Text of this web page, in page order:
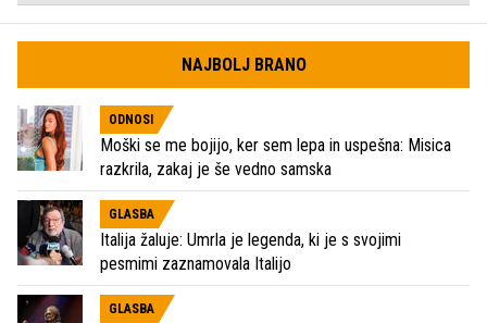
NAJBOLJ BRANO
ODNOSI
Moški se me bojijo, ker sem lepa in uspešna: Misica
razkrila, zakaj je še vedno samska
GLASBA
Italija žaluje: Umrla je legenda, ki je s svojimi
pesmimi zaznamovala Italijo
GLASBA